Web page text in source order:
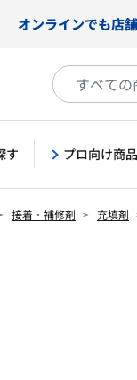
オンラインでも店
す プロ向け商品
接着・補修剤 充填剤